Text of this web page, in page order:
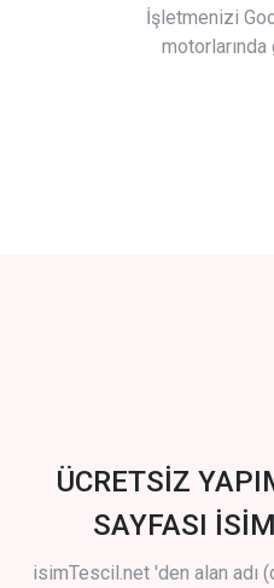
İşletmenizi
motorlarında
ÜCRETSİZ
SAYFASI
isimTescil.net 'den alan adı